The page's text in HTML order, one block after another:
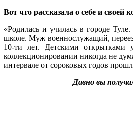
Вот что рассказала о себе и
«Родилась и училась в городе
школе. Муж военнослужащий,
10-ти лет. Детскими открытками
коллекционировании никогда не
интервале от сороковых годов
Давно вы